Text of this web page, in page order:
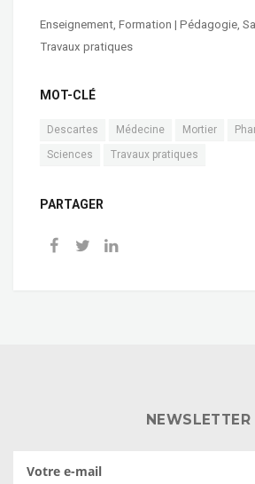
Enseignement, Formation | Pédagogie,
Travaux pratiques
MOT-CLÉ
Descartes Médecine Mortier
Sciences
Travaux pratiques
PARTAGER
NEWSLETTER